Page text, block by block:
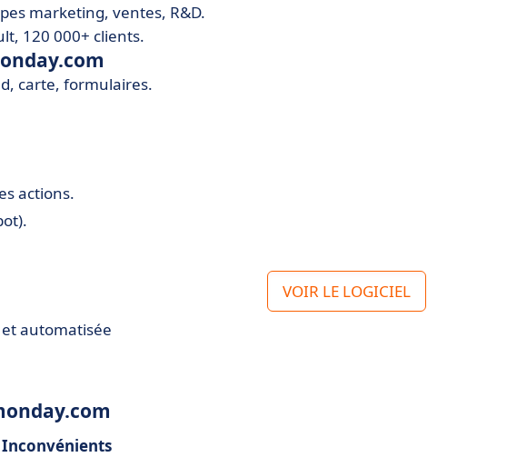
marketing, ventes, R&D.
120 000+ clients.
carte, formulaires.
actions.
VOIR LE LOGICIEL
automatisée
Inconvénients